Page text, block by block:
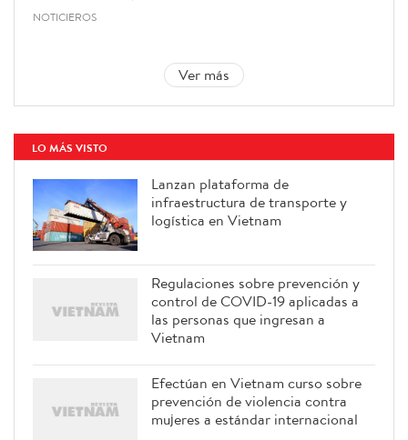
NOTICIEROS
Ver más
LO MÁS VISTO
Lanzan plataforma de
infraestructura de transporte y
logística en Vietnam
Regulaciones sobre prevención y
control de COVID-19 aplicadas a
las personas que ingresan a
Vietnam
Efectúan en Vietnam curso sobre
prevención de violencia contra
mujeres a estándar internacional